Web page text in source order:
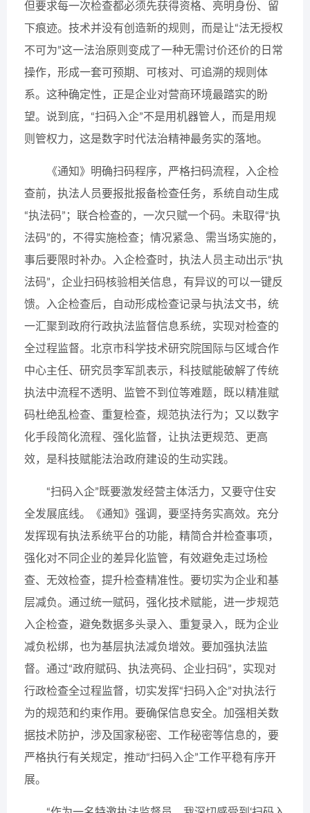
但要求每一次检查都必须先获得资格、亮明身份、留
下痕迹。技术并没有创造新的规则，而是让“法无授权
不可为”这一法治原则变成了一种无需讨价还价的日常
操作，形成一套可预期、可核对、可追溯的规则体
系。这种确定性，正是企业对营商环境最踏实的盼
望。说到底，“扫码入企”不是用机器管人，而是用规
则管权力，这是数字时代法治精神最务实的落地。
《通知》明确扫码程序，严格扫码流程，入企检
查前，执法人员要报批报备检查任务，系统自动生成
“执法码”；联合检查的，一次只赋一个码。未取得“执
法码”的，不得实施检查；情况紧急、需当场实施的，
事后要限时补办。入企检查时，执法人员主动出示“执
法码”，企业扫码核验相关信息，有异议的可以一键反
馈。入企检查后，自动形成检查记录与执法文书，统
一汇聚到政府行政执法监督信息系统，实现对检查的
全过程监督。北京市科学技术研究院国际与区域合作
中心主任、研究员李军凯表示，科技赋能破解了传统
执法中流程不透明、监管不到位等难题，既以精准赋
码杜绝乱检查、重复检查，规范执法行为；又以数字
化手段简化流程、强化监督，让执法更规范、更高
效，是科技赋能法治政府建设的生动实践。
“扫码入企”既要激发经营主体活力，又要守住安
全发展底线。《通知》强调，要坚持务实高效。充分
发挥现有执法系统平台的功能，精简合并检查事项，
强化对不同企业的差异化监管，有效避免走过场检
查、无效检查，提升检查精准性。要切实为企业和基
层减负。通过统一赋码，强化技术赋能，进一步规范
入企检查，避免数据多头录入、重复录入，既为企业
减负松绑，也为基层执法减负增效。要加强执法监
督。通过“政府赋码、执法亮码、企业扫码”，实现对
行政检查全过程监督，切实发挥“扫码入企”对执法行
为的规范和约束作用。要确保信息安全。加强相关数
据技术防护，涉及国家秘密、工作秘密等信息的，要
严格执行有关规定，推动“扫码入企”工作平稳有序开
展。